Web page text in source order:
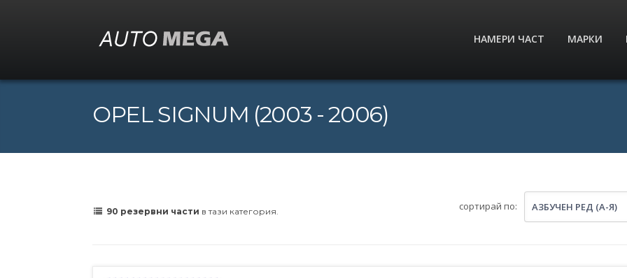
НАМЕРИ ЧАСТ МАРКИ
OPEL SIGNUM (2003 - 2006)
90 резервни части в тази категория. сортирай по: АЗБУЧЕН РЕД (А-Я)